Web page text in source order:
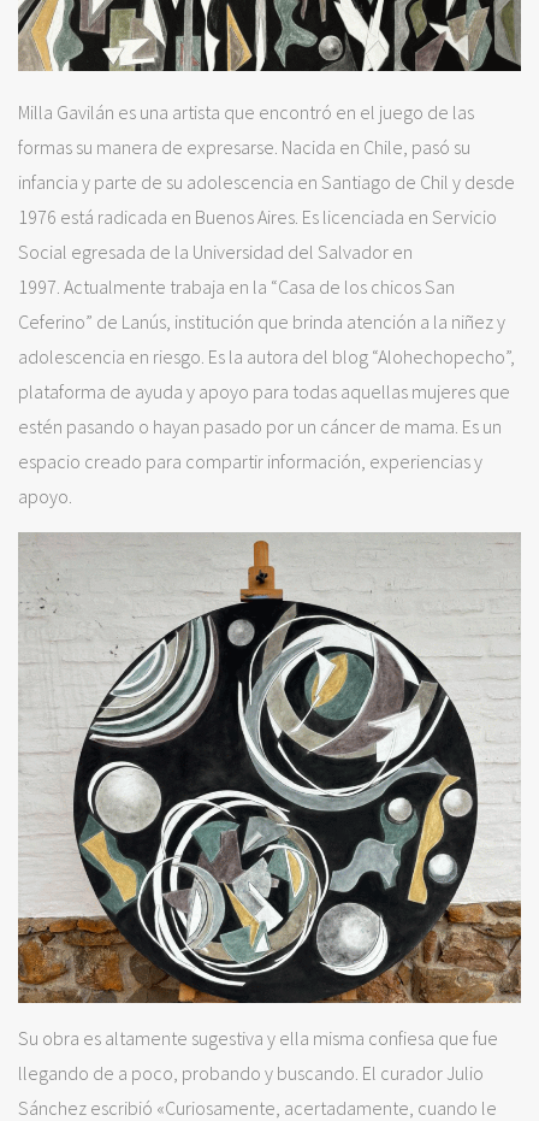
Milla Gavilán es una artista que encontró en el juego de las
formas su manera de expresarse. Nacida en Chile, pasó su
infancia y parte de su adolescencia en Santiago de Chil y desde
1976 está radicada en Buenos Aires. Es licenciada en Servicio
Social egresada de la Universidad del Salvador en
1997. Actualmente trabaja en la “Casa de los chicos San
Ceferino” de Lanús, institución que brinda atención a la niñez y
adolescencia en riesgo. Es la autora del blog “Alohechopecho”,
plataforma de ayuda y apoyo para todas aquellas mujeres que
estén pasando o hayan pasado por un cáncer de mama. Es un
espacio creado para compartir información, experiencias y
apoyo.
Su obra es altamente sugestiva y ella misma confiesa que fue
llegando de a poco, probando y buscando. El curador Julio
Sánchez escribió «Curiosamente, acertadamente, cuando le